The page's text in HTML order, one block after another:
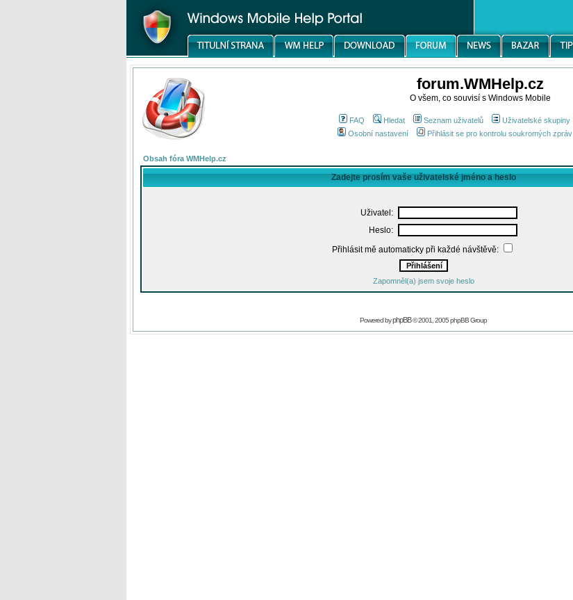
forum.WMHelp.cz
O všem, co souvisí s Windows Mobile
FAQ Hledat Seznam uživatelů Uživatelské skupiny
Osobní nastavení
Přihlásit se pro kontrolu soukromých zpráv
Obsah fóra WMHelp.cz
Zadejte prosím vaše uživatelské jméno a heslo
Uživatel:
Heslo:
Přihlásit mě automaticky při každé návštěvě:
Zapomněl(a) jsem svoje heslo
Powered byphpBB© 2001, 2005 phpBB Group